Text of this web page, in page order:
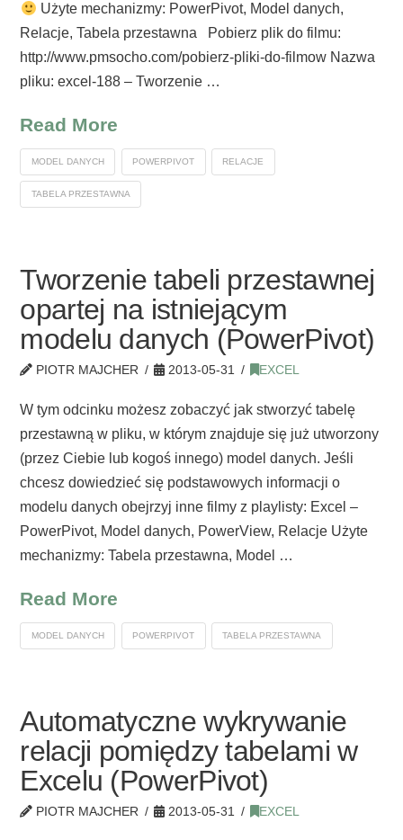
Użyte mechanizmy: PowerPivot, Model danych,
Relacje, Tabela przestawna Pobierz plik do filmu:
http://www.pmsocho.com/pobierz-pliki-do-filmow Nazwa
pliku: excel-188 – Tworzenie …
Read More
MODEL DANYCH POWERPIVOT RELACJE
TABELA PRZESTAWNA
Tworzenie tabeli przestawnej
opartej na istniejącym
modelu danych (PowerPivot)
PIOTR MAJCHER 2013-05-31 EXCEL
W tym odcinku możesz zobaczyć jak stworzyć tabelę
przestawną w pliku, w którym znajduje się już utworzony
(przez Ciebie lub kogoś innego) model danych. Jeśli
chcesz dowiedzieć się podstawowych informacji o
modelu danych obejrzyj inne filmy z playlisty: Excel –
PowerPivot, Model danych, PowerView, Relacje Użyte
mechanizmy: Tabela przestawna, Model …
Read More
MODEL DANYCH POWERPIVOT TABELA PRZESTAWNA
Automatyczne wykrywanie
relacji pomiędzy tabelami w
Excelu (PowerPivot)
PIOTR MAJCHER 2013-05-31 EXCEL